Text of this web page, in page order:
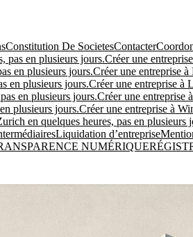
Constitution De SocietesContacter
pas en plusieurs jours.Créer une
en plusieurs jours.Créer une entreprise
en plusieurs jours.Créer une entreprise à
en plusieurs jours.Créer une entreprise
plusieurs jours.Créer une entreprise à
en quelques heures, pas en plusieurs
Liquidation d’entreprise
NUMÉRIQUE